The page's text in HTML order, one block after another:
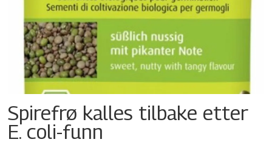
Spirefrø kalles tilbake etter
E. coli-funn